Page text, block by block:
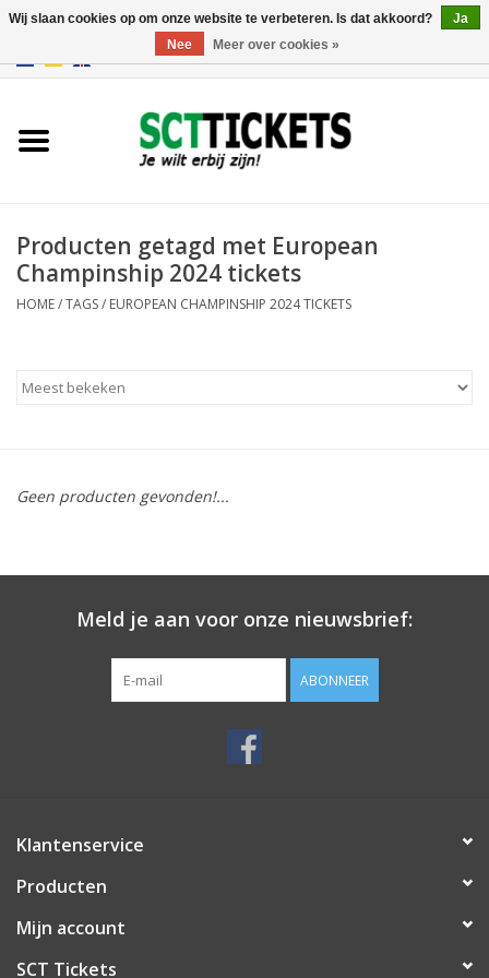
Producten getagd met European
Champinship 2024 tickets
HOME/TAGS/ EUROPEAN CHAMPINSHIP 2024 TICKETS
Geen producten gevonden!...
Meld je aan voor onze nieuwsbrief:
ABONNEER
Klantenservice
Producten
Mijn account
SCT Tickets
Wij slaan cookies op om onze website te verbeteren. Is dat akkoord?
Ja
Nee
Meer over cookies »